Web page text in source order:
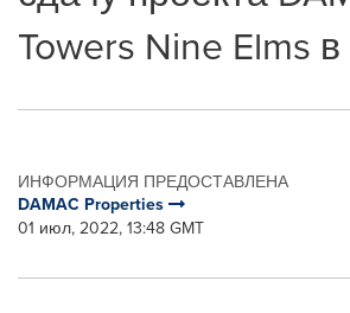
Towers Nine Elms
ИНФОРМАЦИЯ ПРЕДОСТАВЛЕНА
DAMAC Properties
01 июл, 2022, 13:48 GMT